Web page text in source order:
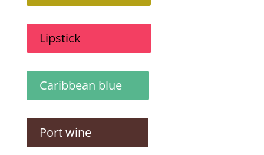
Lipstick
Caribbean blue
Port wine